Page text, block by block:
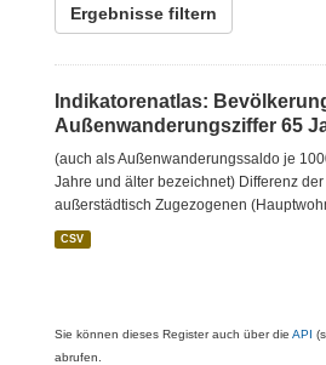
Ergebnisse filtern
Indikatorenatlas:
Außenwanderungsziffer 65
(auch als Außenwanderungssaldo je
Jahre und älter bezeichnet) Differenz
außerstädtisch Zugezogenen
CSV
Sie können dieses Register auch über die API
abrufen.